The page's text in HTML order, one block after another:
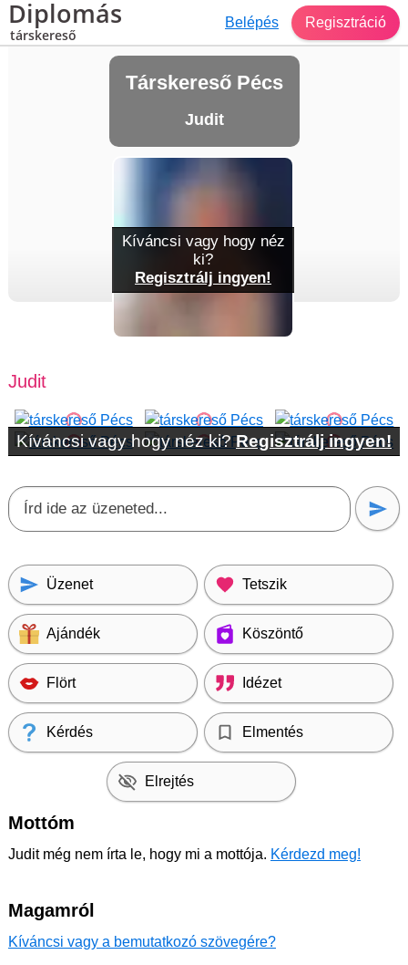
Diplomás
társkereső
Belépés Regisztráció
Társkereső Pécs
Judit
Judit
Kíváncsi vagy hogy néz ki?Regisztrálj ingyen!
Üzenet Tetszik
Ajándék Köszöntő
Flört Idézet
Kérdés Elmentés
Elrejtés
Mottóm
Judit még nem írta le, hogy mi a mottója. Kérdezd meg!
Magamról
Kíváncsi vagy a bemutatkozó szövegére?
Kíváncsi vagy hogy néz
ki?
Regisztrálj ingyen!